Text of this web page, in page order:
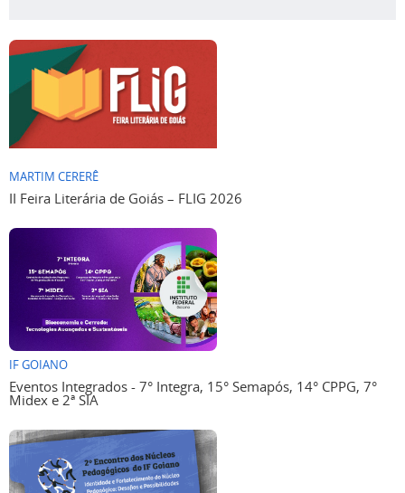
MARTIM CERERÊ
II Feira Literária de Goiás – FLIG 2026
IF GOIANO
Eventos Integrados - 7° Integra, 15° Semapós, 14° CPPG, 7°
Midex e 2ª SIA